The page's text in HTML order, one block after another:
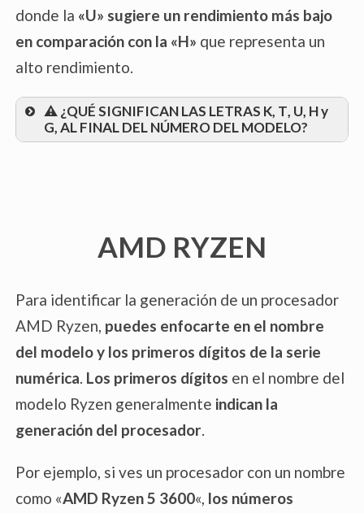
donde la «U» sugiere un rendimiento más bajo
en comparación con la «H» que representa un
alto rendimiento.
⚠️ ¿QUÉ SIGNIFICAN LAS LETRAS K, T, U, Hy
G,AL FINAL DEL NÚMERO DEL MODELO?
U
AMD RYZEN
Para identificar la generación de un procesador
AMD Ryzen, puedes enfocarte en el nombre
del modelo y los primeros dígitos de la serie
numérica. Los primeros dígitos en el nombre del
modelo Ryzen generalmente indican la
generación del procesador.
Por ejemplo, si ves un procesador con un nombre
como «AMD Ryzen 5 3600«, los números